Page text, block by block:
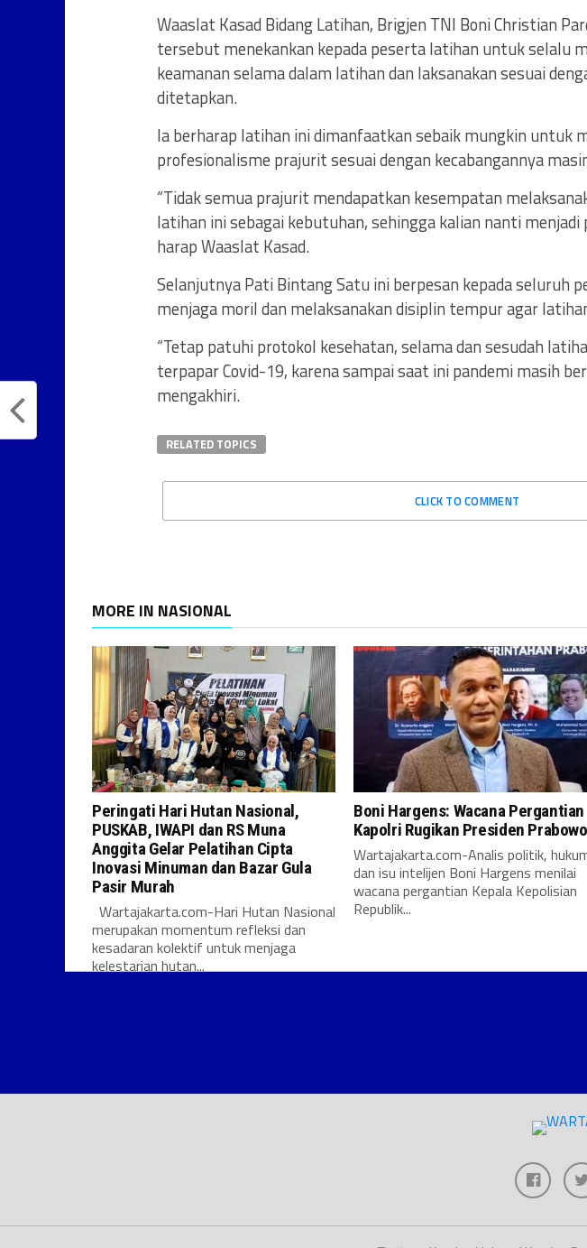
Waaslat Kasad Bidang Latihan, Brigjen TNI Boni Christian
tersebut menekankan kepada peserta latihan untuk selalu
keamanan selama dalam latihan dan laksanakan sesuai
ditetapkan.
Ia berharap latihan ini dimanfaatkan sebaik mungkin untuk
profesionalisme prajurit sesuai dengan kecabangannya
“Tidak semua prajurit mendapatkan kesempatan
latihan ini sebagai kebutuhan, sehingga kalian nanti menjadi
harap Waaslat Kasad.
Selanjutnya Pati Bintang Satu ini berpesan kepada seluruh
menjaga moril dan melaksanakan disiplin tempur agar
“Tetap patuhi protokol kesehatan, selama dan sesudah
terpapar Covid-19, karena sampai saat ini pandemi masih
mengakhiri.
RELATED TOPICS
CLICK TO COMMENT
MORE IN NASIONAL
Peringati Hari Hutan Nasional,
PUSKAB, IWAPI dan RS Muna
Anggita Gelar Pelatihan Cipta
Inovasi Minuman dan Bazar Gula
Pasir Murah
Wartajakarta.com-Hari Hutan Nasional
merupakan momentum refleksi dan
kesadaran kolektif untuk menjaga
kelestarian hutan...
Boni Hargens: Wacana Pergantian
Kapolri Rugikan Presiden Prabowo
Wartajakarta.com-Analis politik,
dan isu intelijen Boni Hargens menilai
wacana pergantian Kepala Kepolisian
Republik...